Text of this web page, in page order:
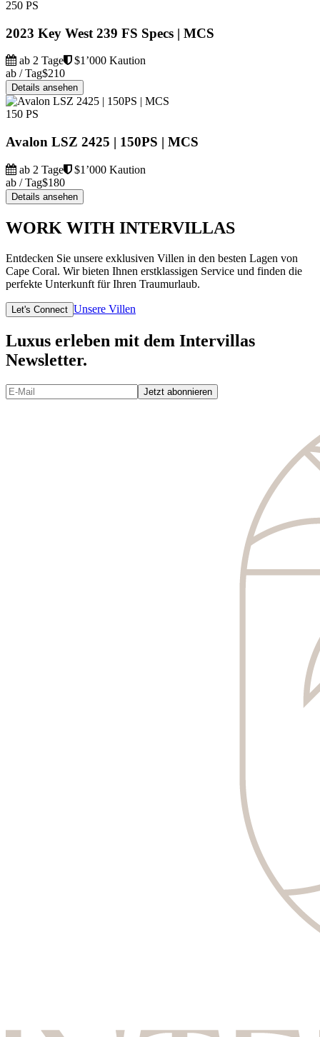
250 PS
2023 Key West 239 FS Specs | MCS
ab 2 Tage
$1’000 Kaution
ab / Tag$210
Details ansehen
150 PS
Avalon LSZ 2425 | 150PS | MCS
ab 2 Tage
$1’000 Kaution
ab / Tag$180
Details ansehen
WORK WITH INTERVILLAS
Entdecken Sie unsere exklusiven Villen in den besten Lagen von
Cape Coral. Wir bieten Ihnen erstklassigen Service und finden die
perfekte Unterkunft für Ihren Traumurlaub.
Let's Connect Unsere Villen
Luxus erleben mit dem Intervillas
Newsletter.
Jetzt abonnieren